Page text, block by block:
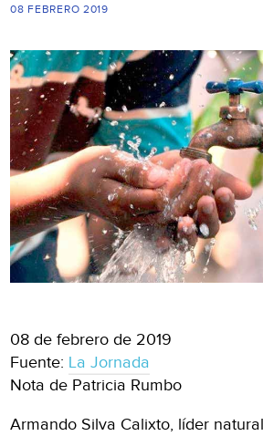
08 FEBRERO 2019
08 de febrero de 2019
Fuente: La Jornada
Nota de Patricia Rumbo
Armando Silva Calixto, líder